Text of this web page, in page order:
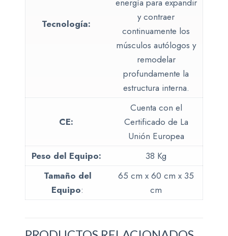
Tecnología:
energía para expandir
y contraer
continuamente los
músculos autólogos y
remodelar
profundamente la
estructura interna.
CE:
Cuenta con el
Certificado de La
Unión Europea
Peso del Equipo:
38 Kg
Tamaño del
Equipo:
65 cm x 60 cm x 35
cm